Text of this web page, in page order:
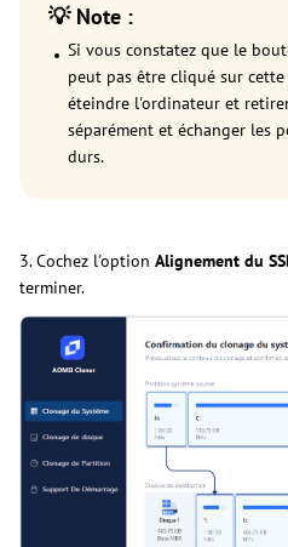
💡 Note :
Si vous constatez que le
peut pas être cliqué sur
éteindre l'ordinateur et
séparément et échanger les
durs.
3. Cochez l'option Alignement du
terminer.